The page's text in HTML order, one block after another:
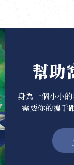
幫助
身為一個小小
需要你的攜手